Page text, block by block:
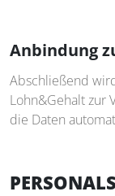
Anbindung
Abschließend
Lohn&Gehalt zur
die Daten